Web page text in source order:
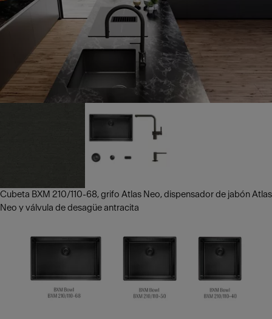
Cubeta BXM 210/110-68, grifo Atlas Neo, dispensador de jabón Atlas
Neo y válvula de desagüe antracita